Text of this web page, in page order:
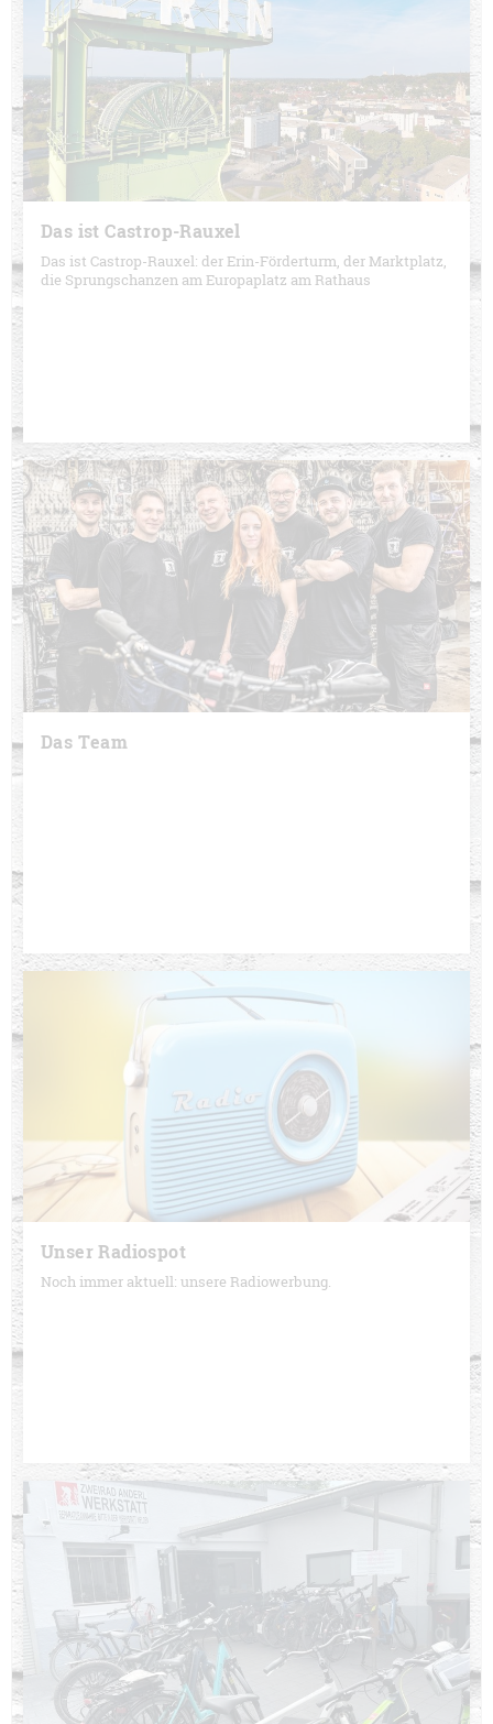
Das ist Castrop-Rauxel
Das ist Castrop-Rauxel: der Erin-Förderturm, der Marktplatz,
die Sprungschanzen am Europaplatz am Rathaus
Das Team
Unser Radiospot
Noch immer aktuell: unsere Radiowerbung.